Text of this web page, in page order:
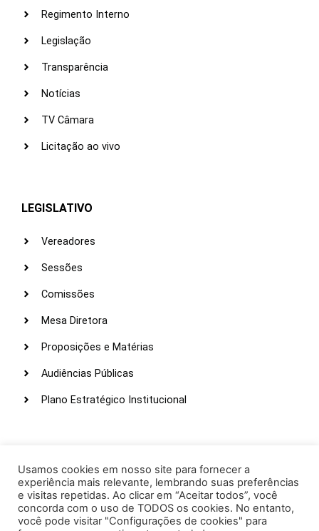
Regimento Interno
Legislação
Transparência
Notícias
TV Câmara
Licitação ao vivo
LEGISLATIVO
Vereadores
Sessões
Comissões
Mesa Diretora
Proposições e Matérias
Audiências Públicas
Plano Estratégico Institucional
Webmail
Intranet
Administração
Usamos cookies em nosso site para fornecer a
experiência mais relevante, lembrando suas preferências
e visitas repetidas. Ao clicar em “Aceitar todos”, você
concorda com o uso de TODOS os cookies. No entanto,
você pode visitar "Configurações de cookies" para